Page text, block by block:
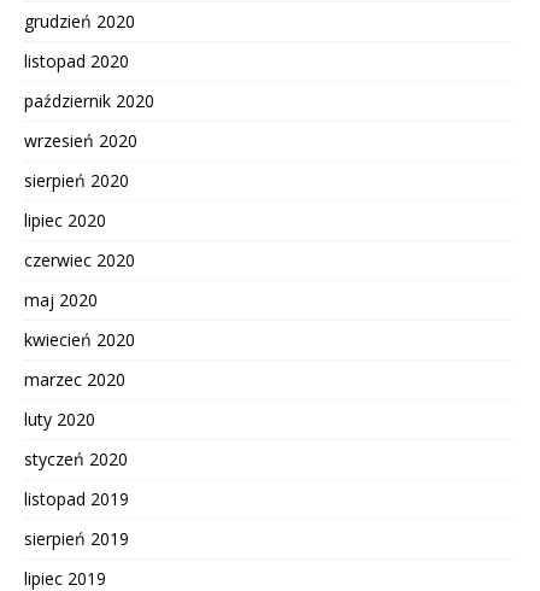
grudzień 2020
listopad 2020
październik 2020
wrzesień 2020
sierpień 2020
lipiec 2020
czerwiec 2020
maj 2020
kwiecień 2020
marzec 2020
luty 2020
styczeń 2020
listopad 2019
sierpień 2019
lipiec 2019